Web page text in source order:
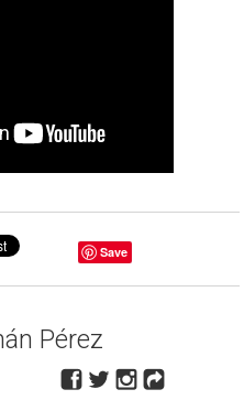
Save
Pérez